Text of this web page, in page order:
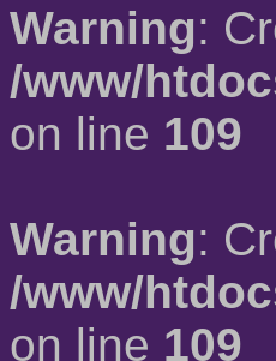
Warning:
/www/
on line 109
Warning:
/www/
on line 109